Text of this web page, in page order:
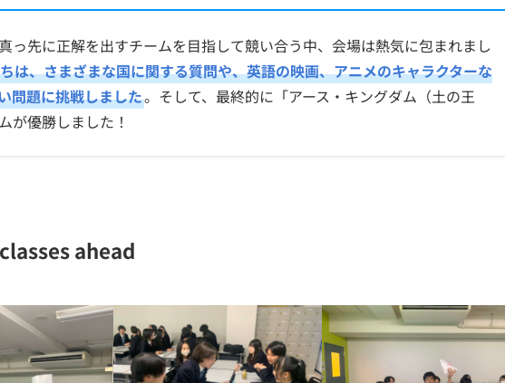
っ先に正解を出すチームを目指して競い合う中、会場は熱気に包まれまし
は、さまざまな国に関する質問や、英語の映画、アニメのキャラクターな
問題に挑戦しました。そして、最終的に「アース・キングダム（土の王
が優勝しました！
ahead